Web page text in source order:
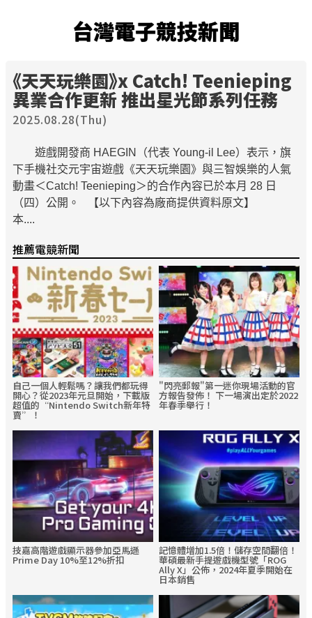
台灣電子競技新聞
《天天玩樂園》x Catch! Teenieping
異業合作更新 推出星光節系列任務
2025.08.28(Thu)
遊戲開發商 HAEGIN（代表 Young-il Lee）表示，旗
下手機社交元宇宙遊戲《天天玩樂園》與三智娛樂的人氣
動畫＜Catch! Teenieping＞的合作內容已於本月 28 日
（四）公開。 【以下內容為廠商提供資料原文】
本....
推薦電競新聞
自己一個人輕鬆嗎？讓我們都玩得
開心？從2023年元旦開始，下載版
超值的“Nintendo Switch新年特
賣”！
"閃亮郵報"第一迷你現場活動的官
方報告發佈！ 下一場演出定於2022
年春季舉行！
技嘉高階遊戲顯示器參加亞馬遜
Prime Day 10%至12%折扣
記憶體增加1.5倍！儲存空間翻倍！
華碩最新手提遊戲機型號「ROG
Ally X」公佈，2024年夏季開始在
日本銷售